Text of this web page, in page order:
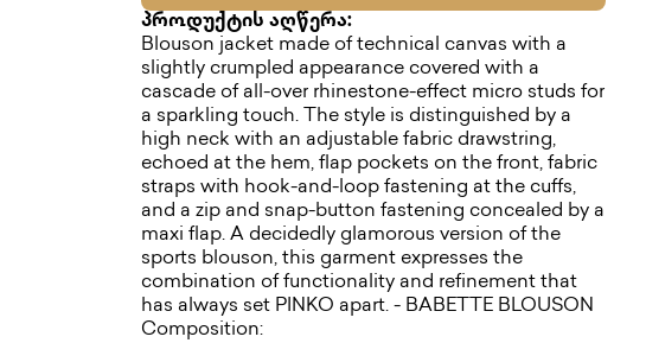
პროდუქტის აღწერა:
Blouson jacket made of technical canvas with a
slightly crumpled appearance covered with a
cascade of all-over rhinestone-effect micro studs for
a sparkling touch. The style is distinguished by a
high neck with an adjustable fabric drawstring,
echoed at the hem, flap pockets on the front, fabric
straps with hook-and-loop fastening at the cuffs,
and a zip and snap-button fastening concealed by a
maxi flap. A decidedly glamorous version of the
sports blouson, this garment expresses the
combination of functionality and refinement that
has always set PINKO apart. - BABETTE BLOUSON
Composition: